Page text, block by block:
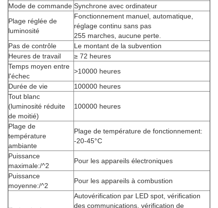
Mode de commande Synchrone avec ordinateur
Plage réglée de
luminosité
Fonctionnement manuel, automatique,
réglage continu sans pas
255 marches, aucune perte.
Pas de contrôle
Le montant de la subvention
Heures de travail
≥ 72 heures
Temps moyen entre
l'échec
>10000 heures
Durée de vie
100000 heures
Tout blanc
(luminosité réduite
de moitié)
100000 heures
Plage de
température
ambiante
Plage de température de fonctionnement:
-20-45°C
Puissance
maximale:/^2
Pour les appareils électroniques
Puissance
moyenne:/^2
Pour les appareils à combustion
Autovérification par LED spot, vérification
des communications, vérification de